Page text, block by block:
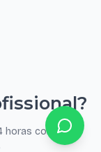
com uma